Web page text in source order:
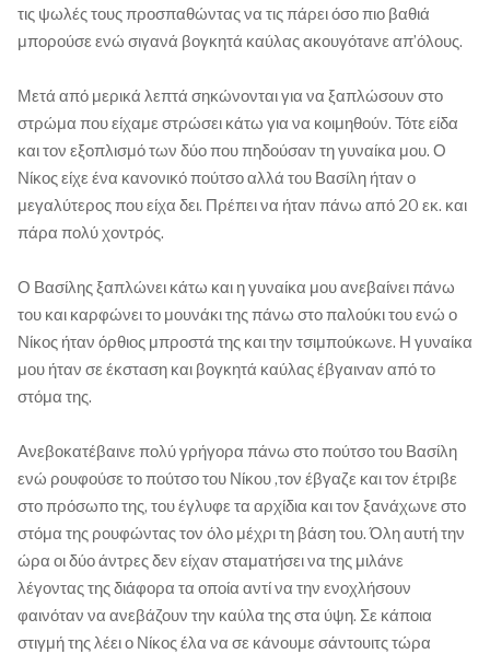
τις ψωλές τους προσπαθώντας να τις πάρει όσο πιο βαθιά
μπορούσε ενώ σιγανά βογκητά καύλας ακουγότανε απ’όλους.
Μετά από μερικά λεπτά σηκώνονται για να ξαπλώσουν στο
στρώμα που είχαμε στρώσει κάτω για να κοιμηθούν. Τότε είδα
και τον εξοπλισμό των δύο που πηδούσαν τη γυναίκα μου. Ο
Νίκος είχε ένα κανονικό πούτσο αλλά του Βασίλη ήταν ο
μεγαλύτερος που είχα δει. Πρέπει να ήταν πάνω από 20 εκ. και
πάρα πολύ χοντρός.
Ο Βασίλης ξαπλώνει κάτω και η γυναίκα μου ανεβαίνει πάνω
του και καρφώνει το μουνάκι της πάνω στο παλούκι του ενώ ο
Νίκος ήταν όρθιος μπροστά της και την τσιμπούκωνε. Η γυναίκα
μου ήταν σε έκσταση και βογκητά καύλας έβγαιναν από το
στόμα της.
Ανεβοκατέβαινε πολύ γρήγορα πάνω στο πούτσο του Βασίλη
ενώ ρουφούσε το πούτσο του Νίκου ,τον έβγαζε και τον έτριβε
στο πρόσωπο της, του έγλυφε τα αρχίδια και τον ξανάχωνε στο
στόμα της ρουφώντας τον όλο μέχρι τη βάση του. Όλη αυτή την
ώρα οι δύο άντρες δεν είχαν σταματήσει να της μιλάνε
λέγοντας της διάφορα τα οποία αντί να την ενοχλήσουν
φαινόταν να ανεβάζουν την καύλα της στα ύψη. Σε κάποια
στιγμή της λέει ο Νίκος έλα να σε κάνουμε σάντουιτς τώρα